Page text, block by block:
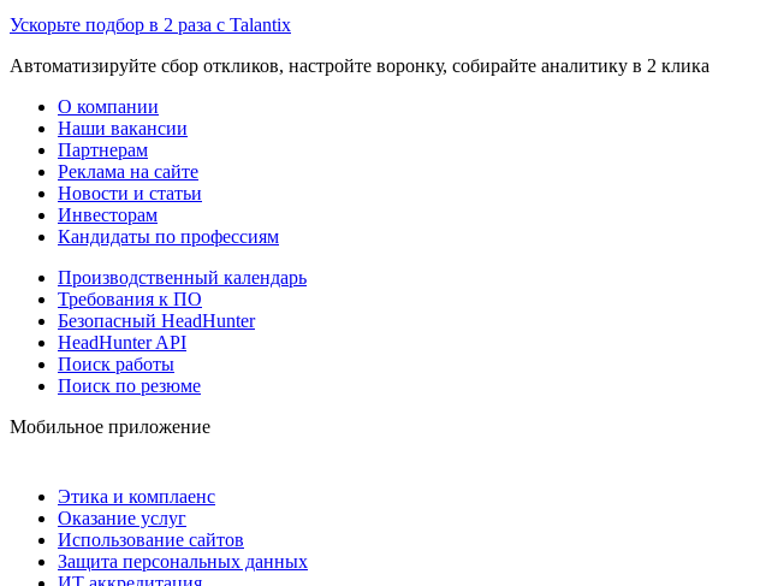
Ускорьте подбор в 2 раза с Talantix
Автоматизируйте сбор откликов, настройте воронку, собирайте аналитику в 2 клика
О компании
Наши вакансии
Партнерам
Реклама на сайте
Новости и статьи
Инвесторам
Кандидаты по профессиям
Производственный календарь
Требования к ПО
Безопасный HeadHunter
HeadHunter API
Поиск работы
Поиск по резюме
Мобильное приложение
Этика и комплаенс
Оказание услуг
Использование сайтов
Защита персональных данных